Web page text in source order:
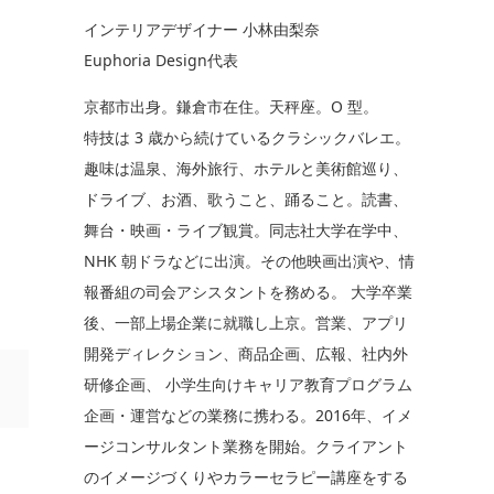
インテリアデザイナー 小林由梨奈
Euphoria Design代表
京都市出身。鎌倉市在住。天秤座。O 型。
特技は 3 歳から続けているクラシックバレエ。
趣味は温泉、海外旅行、ホテルと美術館巡り、
ドライブ、お酒、歌うこと、踊ること。読書、
舞台・映画・ライブ観賞。同志社大学在学中、
NHK 朝ドラなどに出演。その他映画出演や、情
報番組の司会アシスタントを務める。 大学卒業
後、一部上場企業に就職し上京。営業、アプリ
開発ディレクション、商品企画、広報、社内外
研修企画、 小学生向けキャリア教育プログラム
企画・運営などの業務に携わる。2016年、イメ
ージコンサルタント業務を開始。クライアント
のイメージづくりやカラーセラピー講座をする